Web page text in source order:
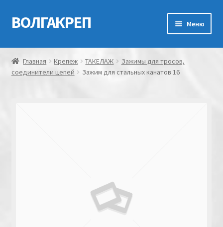
Перейти
к
Перейти
к
ВОЛГАКРЕП Меню
Главная
Контакты
Главная Крепеж ТАКЕЛАЖ
Зажимы для тросов,
соединители цепей
Зажим для стальных канатов 16